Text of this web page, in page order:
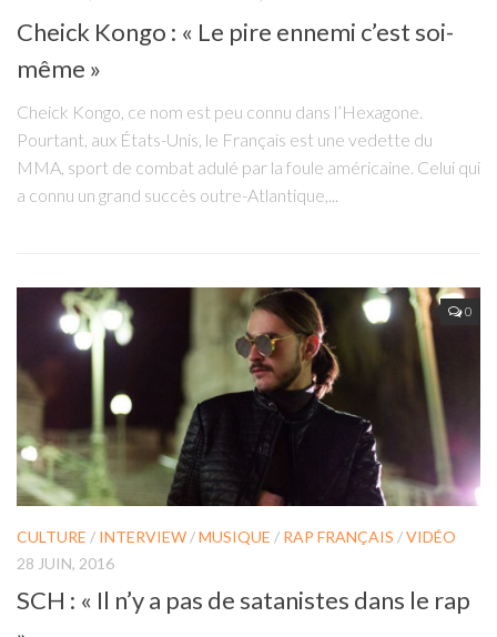
Cheick Kongo : « Le pire ennemi c’est soi-
même »
Cheick Kongo, ce nom est peu connu dans l’Hexagone.
Pourtant, aux États-Unis, le Français est une vedette du
MMA, sport de combat adulé par la foule américaine. Celui qui
a connu un grand succès outre-Atlantique,...
0
CULTURE / INTERVIEW /MUSIQUE / RAP FRANÇAIS /VIDÉO
28 JUIN, 2016
SCH : « Il n’y a pas de satanistes dans le rap